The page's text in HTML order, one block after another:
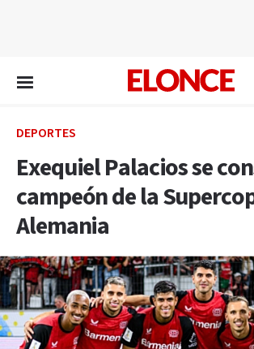
DEPORTES
Exequiel Palacios se
campeón de la
Alemania